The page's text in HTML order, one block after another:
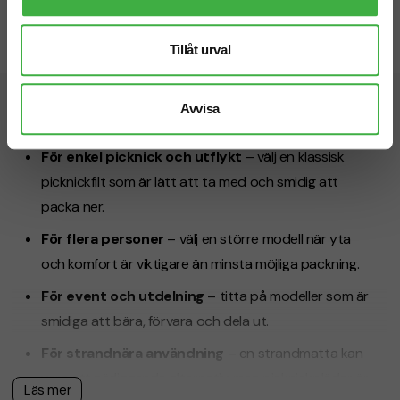
Tillåt urval
Avvisa
27 arbetsdagar
För enkel picknick och utflykt – välj en klassisk
picknickfilt som är lätt att ta med och smidig att
packa ner.
För flera personer – välj en större modell när yta
och komfort är viktigare än minsta möjliga packning.
För event och utdelning – titta på modeller som är
smidiga att bära, förvara och dela ut.
För strandnära användning – en strandmatta kan
vara ett närliggande alternativ, men picknickplädar är
Läs mer